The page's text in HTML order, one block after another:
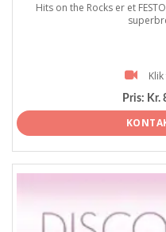
Hits on the Rocks er et
Pris: Kr.